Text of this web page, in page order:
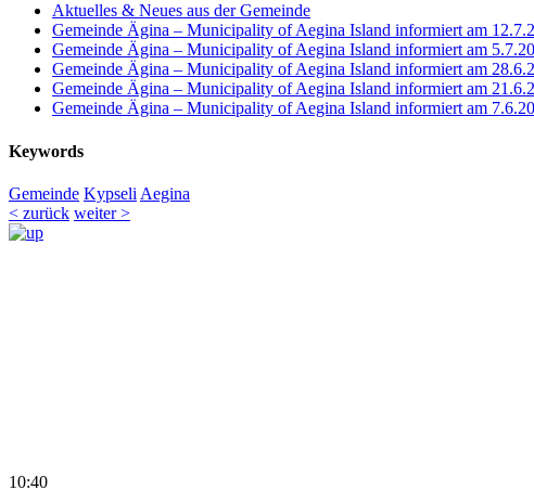
Aktuelles & Neues aus der Gemeinde
Gemeinde Ägina – Municipality of Aegina Island informiert am
Gemeinde Ägina – Municipality of Aegina Island informiert am
Gemeinde Ägina – Municipality of Aegina Island informiert am
Gemeinde Ägina – Municipality of Aegina Island informiert am
Gemeinde Ägina – Municipality of Aegina Island informiert am
Keywords
Gemeinde Kypseli Aegina
< zurück weiter >
10:40